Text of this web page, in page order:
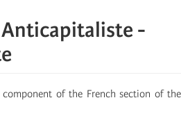
-
of the French section of the